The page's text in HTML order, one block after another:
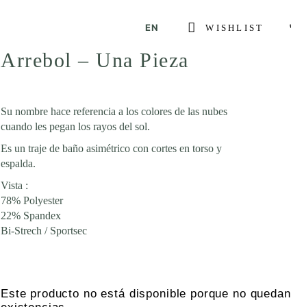
EN WISHLIST
Arrebol – Una Pieza
Su nombre hace referencia a los colores de las nubes
cuando les pegan los rayos del sol.
Es un traje de baño asimétrico con cortes en torso y
espalda.
Vista :
78% Polyester
22% Spandex
Bi-Strech / Sportsec
Este producto no está disponible porque no quedan